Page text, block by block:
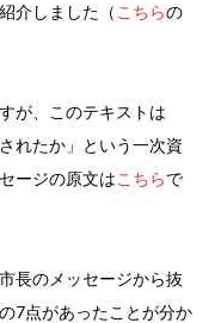
介しました（ こちらの
が、このテキストは
れたか」という一次資
ージの原文はこちらで
長のメッセージから抜
7点があったことが分か